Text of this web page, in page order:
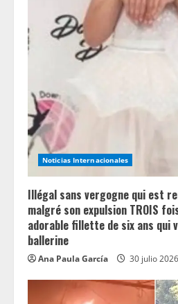
a
i
n
g
Noticias Internacionales
Illégal sans vergogne qui est
malgré son expulsion TROIS
adorable fillette de six ans qui
ballerine
Ana Paula García 30 julio 2026